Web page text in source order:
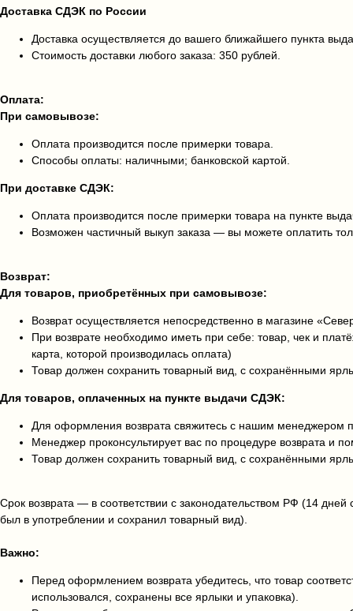
Доставка СДЭК по России
Доставка осуществляется до вашего ближайшего пункта
Стоимость доставки любого заказа: 350 рублей.
Оплата:
При самовывозе:
Оплата производится после примерки товара.
Способы оплаты: наличными; банковской картой.
При доставке СДЭК:
Оплата производится после примерки товара на пункте
Возможен частичный выкуп заказа — вы можете оплатить
Возврат:
Для товаров, приобретённых при самовывозе:
Возврат осуществляется непосредственно в магазине
При возврате необходимо иметь при себе: товар, чек и
карта, которой производилась оплата)
Товар должен сохранить товарный вид, с сохранёнными
Для товаров, оплаченных на пункте выдачи СДЭК:
Для оформления возврата свяжитесь с нашим менеджером
Менеджер проконсультирует вас по процедуре возврата и
Товар должен сохранить товарный вид, с сохранёнными
Срок возврата — в соответствии с законодательством РФ (14
был в употреблении и сохранил товарный вид).
Важно:
Перед оформлением возврата убедитесь, что товар
использовался, сохранены все ярлыки и упаковка).